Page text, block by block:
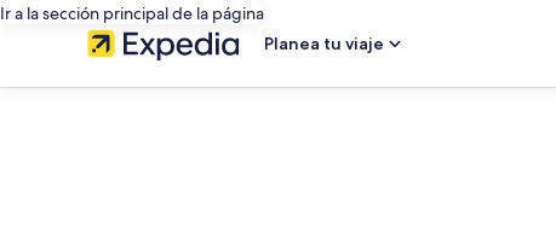
Ir a la sección principal de la página
Planea tu viaje